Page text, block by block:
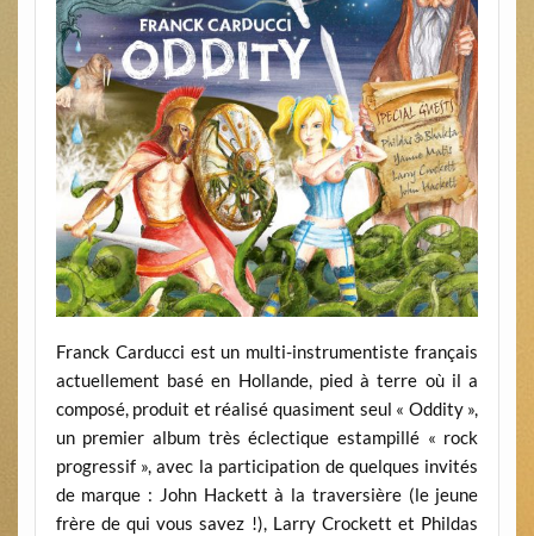
Franck Carducci est un multi-instrumentiste français
actuellement basé en Hollande, pied à terre où il a
composé, produit et réalisé quasiment seul « Oddity »,
un premier album très éclectique estampillé « rock
progressif », avec la participation de quelques invités
de marque : John Hackett à la traversière (le jeune
frère de qui vous savez !), Larry Crockett et Phildas